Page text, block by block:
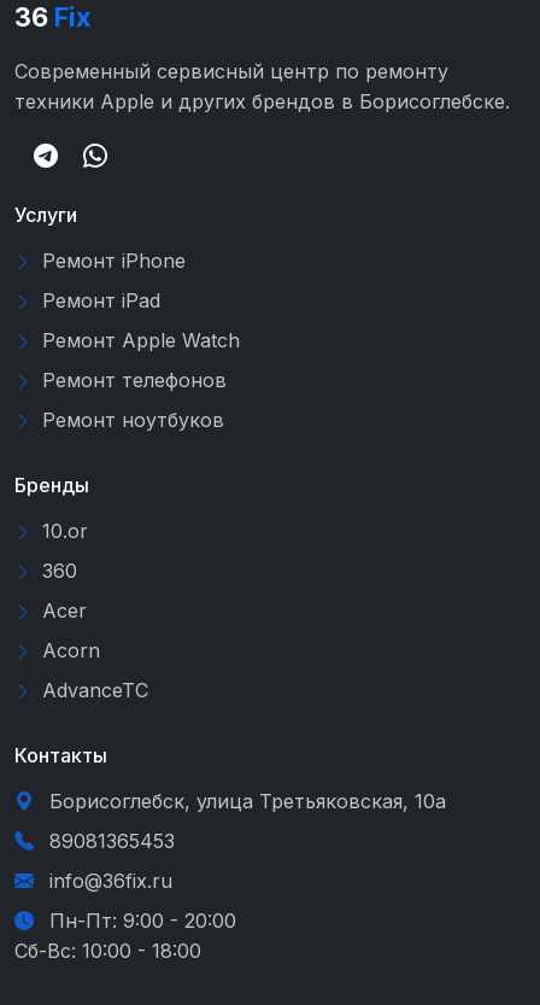
36 Fix
Современный сервисный центр по ремонту
техники Apple и других брендов в Борисоглебске.
Услуги
Ремонт iPhone
Ремонт iPad
Ремонт Apple Watch
Ремонт телефонов
Ремонт ноутбуков
Бренды
10.or
360
Acer
Acorn
AdvanceTC
Контакты
Борисоглебск, улица Третьяковская, 10а
89081365453
info@36fix.ru
Пн-Пт: 9:00 - 20:00
Сб-Вс: 10:00 - 18:00